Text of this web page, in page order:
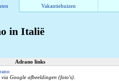
Vakantiehuizen
in Italië
Adrano links
Google afbeeldingen (foto's).